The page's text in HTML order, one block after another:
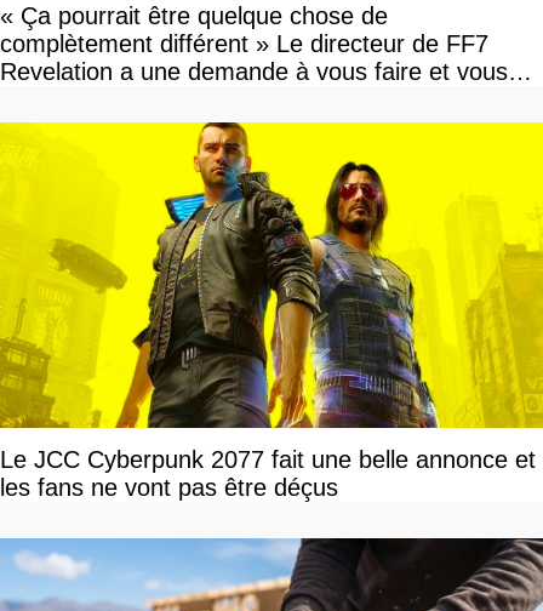
« Ça pourrait être quelque chose de
complètement différent » Le directeur de FF7
Revelation a une demande à vous faire et vous
Le JCC Cyberpunk 2077 fait une belle annonce et
les fans ne vont pas être déçus